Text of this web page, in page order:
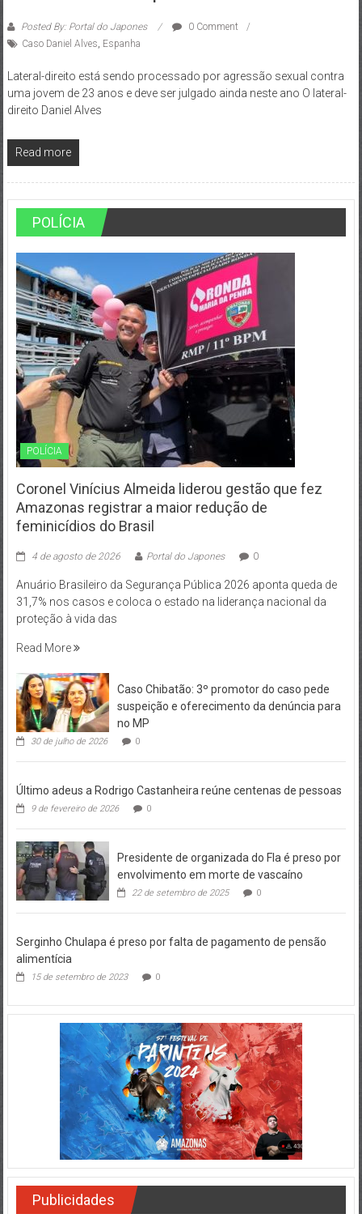
Posted By: Portal do Japones
0 Comment
Caso Daniel Alves Espanha
Lateral-direito está sendo processado por agressão sexual contra
uma jovem de 23 anos e deve ser julgado ainda neste ano O lateral-
direito Daniel Alves
Read more
POLÍCIA
POLÍCIA
Coronel Vinícius Almeida liderou gestão que fez
Amazonas registrar a maior redução de
feminicídios do Brasil
4 de agosto de 2026 Portal do Japones 0
Anuário Brasileiro da Segurança Pública 2026 aponta queda de
31,7% nos casos e coloca o estado na liderança nacional da
proteção à vida das
Read More
Caso Chibatão: 3º promotor do caso pede
suspeição e oferecimento da denúncia para
no MP
30 de julho de 2026 0
Último adeus a Rodrigo Castanheira reúne centenas de pessoas
9 de fevereiro de 2026 0
Presidente de organizada do Fla é preso por
envolvimento em morte de vascaíno
22 de setembro de 2025 0
Serginho Chulapa é preso por falta de pagamento de pensão
alimentícia
15 de setembro de 2023 0
Publicidades